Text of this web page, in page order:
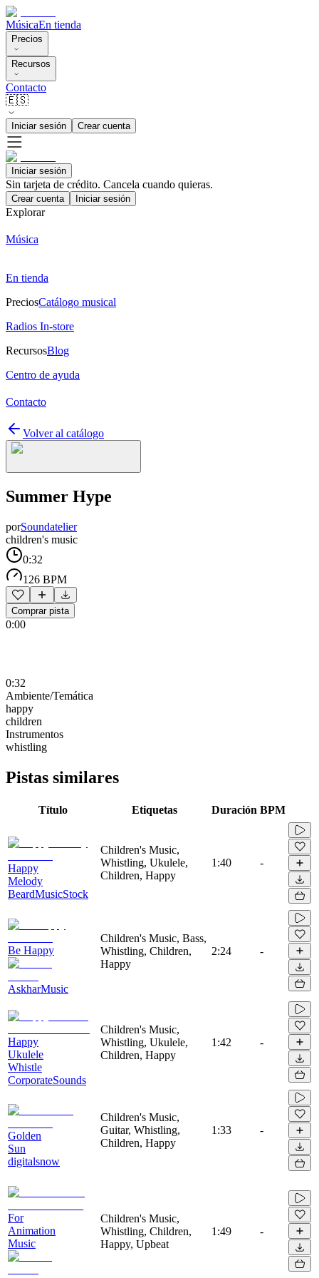
MúsicaEn tienda
Precios
Recursos
Contacto
🇪🇸
Iniciar sesión Crear cuenta
Iniciar sesión
Sin tarjeta de crédito. Cancela cuando quieras.
Crear cuenta Iniciar sesión
Explorar
Música
En tienda
PreciosCatálogo musical
Radios In-store
RecursosBlog
Centro de ayuda
Contacto
Volver al catálogo
Summer Hype
porSoundatelier
children's music
0:32
126 BPM
Comprar pista
0:00
0:32
Ambiente/Temática
happy
children
Instrumentos
whistling
Pistas similares
Título Etiquetas Duración BPM
Happy
Melody
BeardMusicStock
Children's Music,
Whistling, Ukulele,
Children, Happy
1:40 -
Be Happy
AskharMusic
Children's Music, Bass,
Whistling, Children,
Happy
2:24 -
Happy
Ukulele
Whistle
CorporateSounds
Children's Music,
Whistling, Ukulele,
Children, Happy
1:42 -
Golden
Sun
digitalsnow
Children's Music,
Guitar, Whistling,
Children, Happy
1:33 -
For
Animation
Music
Children's Music,
Whistling, Children,
Happy, Upbeat
1:49 -